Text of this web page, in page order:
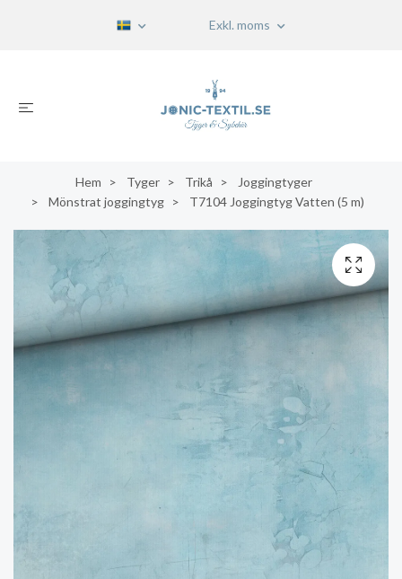
Exkl. moms
Hem Tyger Trikå
Joggingtyger
Mönstrat joggingtyg
T7104 Joggingtyg Vatten (5 m)